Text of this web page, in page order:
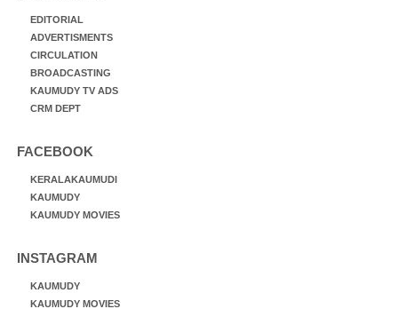
EDITORIAL
ADVERTISMENTS
CIRCULATION
BROADCASTING
KAUMUDY TV ADS
CRM DEPT
FACEBOOK
KERALAKAUMUDI
KAUMUDY
KAUMUDY MOVIES
INSTAGRAM
KAUMUDY
KAUMUDY MOVIES